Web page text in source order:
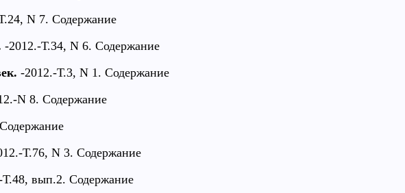
N 7. Содержание
-2012.-Т.34, N 6. Содержание
-2012.-Т.3, N 1. Содержание
N 8. Содержание
Т.76, N 3. Содержание
Т.48, вып.2. Содержание